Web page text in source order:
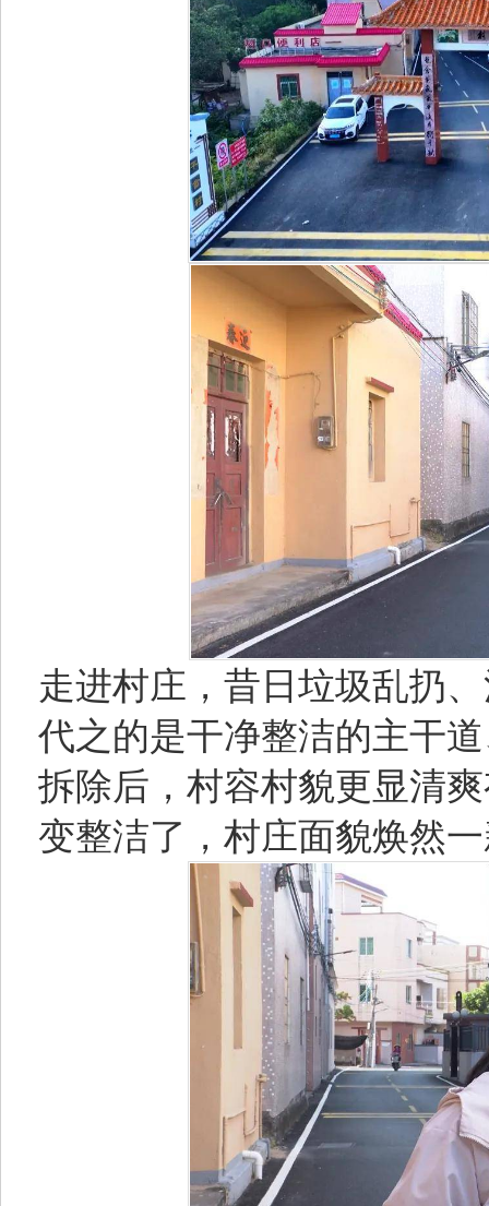
走进村庄，昔日垃圾乱扔
代之的是干净整洁的主干
拆除后，村容村貌更显清
变整洁了，村庄面貌焕然